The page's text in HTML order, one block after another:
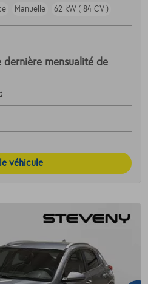
Manuelle 62 kW ( 84 CV )
dernière mensualité de
véhicule